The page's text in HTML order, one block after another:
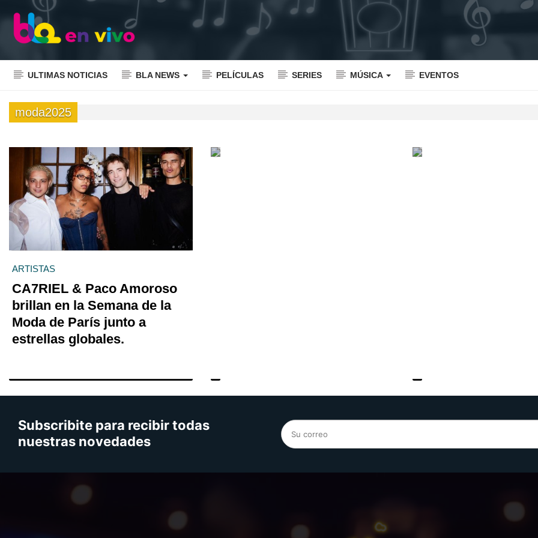
ULTIMAS NOTICIAS BLA NEWS PELÍCULAS SERIES MÚSICA EVENTOS
moda2025
ARTISTAS
CA7RIEL & Paco Amoroso
brillan en la Semana de la
Moda de París junto a
estrellas globales.
Subscribite para recibir todas
nuestras novedades